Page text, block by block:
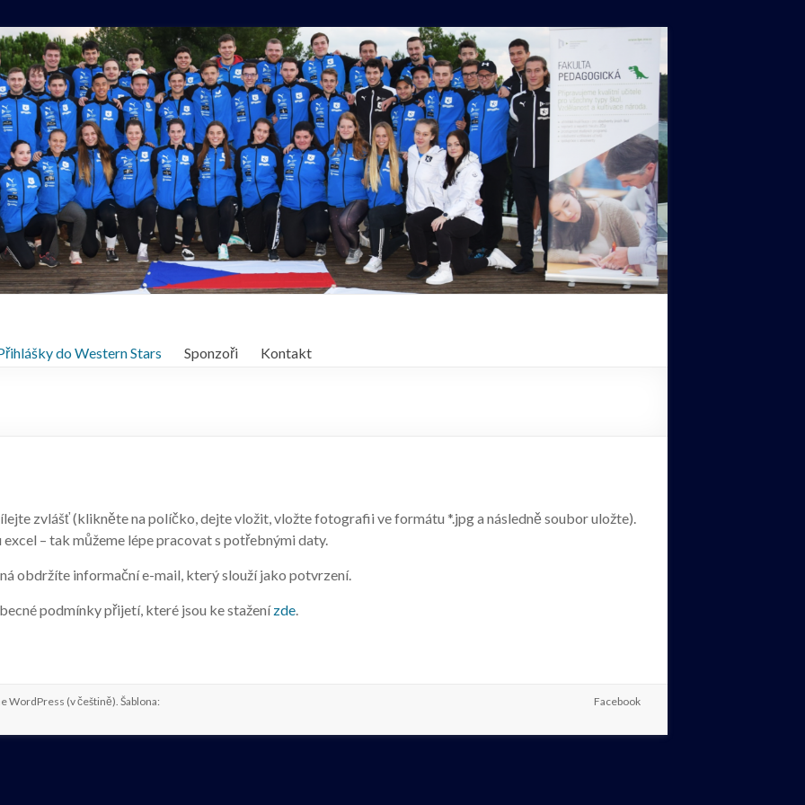
do Western Stars Sponzoři Kontakt
zvlášť (klikněte na políčko, dejte vložit, vložte fotografii ve formátu *.jpg a následně soubor uložte).
– tak můžeme lépe pracovat s potřebnými daty.
obdržíte informační e-mail, který slouží jako potvrzení.
podmínky přijetí, které jsou ke staženízde.
WordPress (v češtině). Šablona:
Facebook